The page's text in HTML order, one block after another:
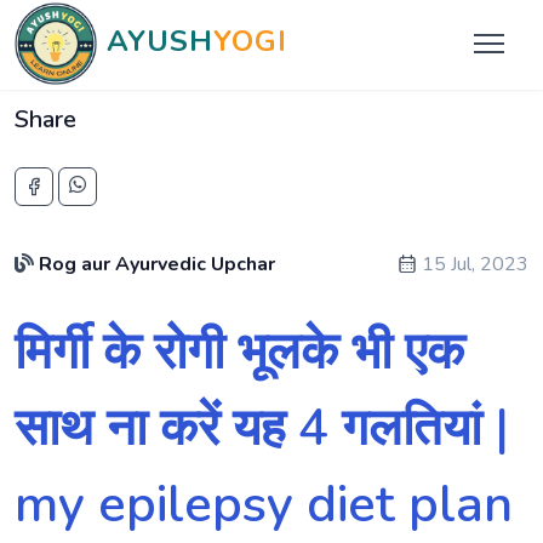
AYUSHYOGI
Share
Rog aur Ayurvedic Upchar 15 Jul, 2023
मिर्गी के रोगी भूलके भी‌ एक
साथ ना करें यह 4 गलतियां |
my epilepsy diet plan